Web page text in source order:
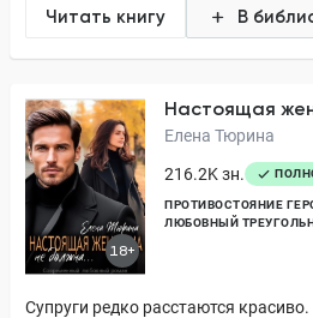
Читать книгу В
18+
Настоящая
Елена Тюрина
216.2K зн.
ПРОТИВОСТОЯНИЕ
ЛЮБОВНЫЙ
Супруги редко расстаются